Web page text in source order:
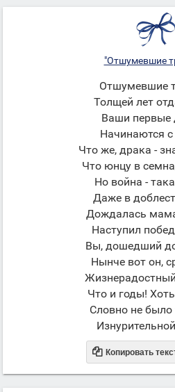
"Отшумевшие
Отшумевшие
Толщей лет
Ваши первые
Начинаются
Что же, драка -
Что юнцу в
Но война -
Даже в
Дождалась
Наступил
Вы, дошедший
Нынче вот он,
Что и годы!
Словно не было
 Копировать